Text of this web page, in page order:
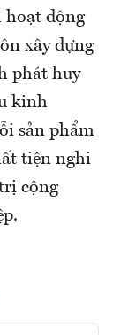
hoạt động
xây dựng
phát huy
kinh
sản phẩm
tiện nghi
cộng